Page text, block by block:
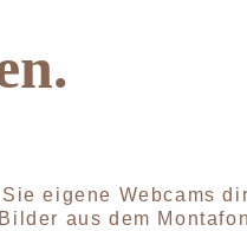
eigene Webcams
aus dem